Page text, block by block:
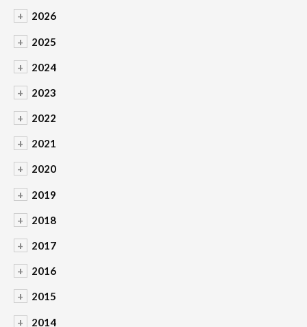
+ 2026
+ 2025
+ 2024
+ 2023
+ 2022
+ 2021
+ 2020
+ 2019
+ 2018
+ 2017
+ 2016
+ 2015
+ 2014